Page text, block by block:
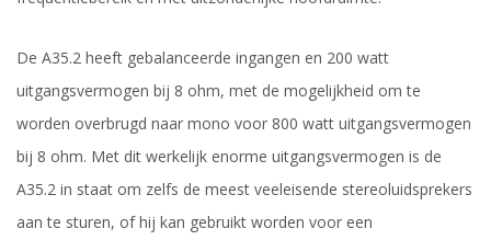
De A35.2 heeft gebalanceerde ingangen en 200 watt
uitgangsvermogen bij 8 ohm, met de mogelijkheid om te
worden overbrugd naar mono voor 800 watt uitgangsvermogen
bij 8 ohm. Met dit werkelijk enorme uitgangsvermogen is de
A35.2 in staat om zelfs de meest veeleisende stereoluidsprekers
aan te sturen, of hij kan gebruikt worden voor een